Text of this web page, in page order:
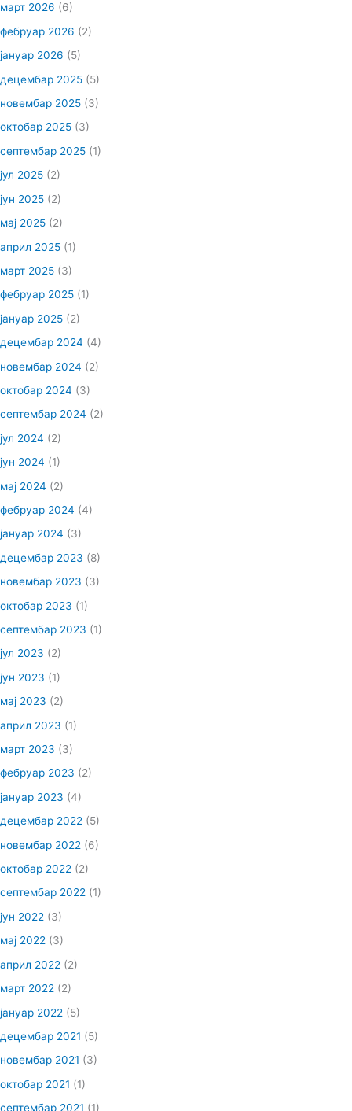
март 2026 (6)
фебруар 2026 (2)
јануар 2026 (5)
децембар 2025 (5)
новембар 2025 (3)
октобар 2025 (3)
септембар 2025 (1)
јул 2025 (2)
јун 2025 (2)
мај 2025 (2)
април 2025 (1)
март 2025 (3)
фебруар 2025 (1)
јануар 2025 (2)
децембар 2024 (4)
новембар 2024 (2)
октобар 2024 (3)
септембар 2024 (2)
јул 2024 (2)
јун 2024 (1)
мај 2024 (2)
фебруар 2024 (4)
јануар 2024 (3)
децембар 2023 (8)
новембар 2023 (3)
октобар 2023 (1)
септембар 2023 (1)
јул 2023 (2)
јун 2023 (1)
мај 2023 (2)
април 2023 (1)
март 2023 (3)
фебруар 2023 (2)
јануар 2023 (4)
децембар 2022 (5)
новембар 2022 (6)
октобар 2022 (2)
септембар 2022 (1)
јун 2022 (3)
мај 2022 (3)
април 2022 (2)
март 2022 (2)
јануар 2022 (5)
децембар 2021 (5)
новембар 2021 (3)
октобар 2021 (1)
септембар 2021 (1)